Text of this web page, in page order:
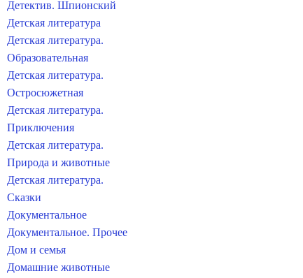
Детектив. Шпионский
Детская литература
Детская литература.
Образовательная
Детская литература.
Остросюжетная
Детская литература.
Приключения
Детская литература.
Природа и животные
Детская литература.
Сказки
Документальное
Документальное. Прочее
Дом и семья
Домашние животные